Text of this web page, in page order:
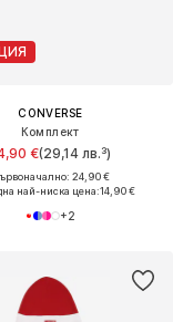
CONVERSE
Комплект
€(29,14 лв.³)
24,90 €
най-ниска цена:14,90 €
+2